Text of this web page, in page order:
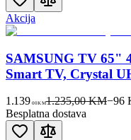
Akcija
SAMSUNG TV 65"
Smart TV, Crystal
1.139 00KM1.235,00 KM−96
Besplatna dostava